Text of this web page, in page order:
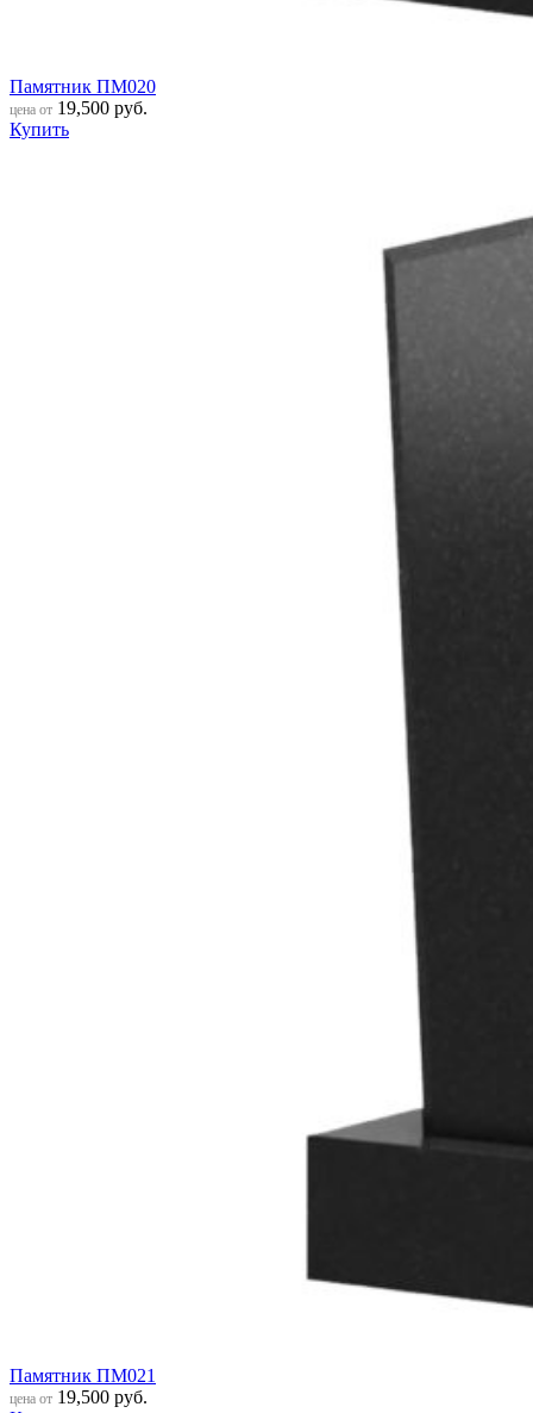
Памятник ПМ020
цена от 19,500 руб.
Купить
Памятник ПМ021
цена от 19,500 руб.